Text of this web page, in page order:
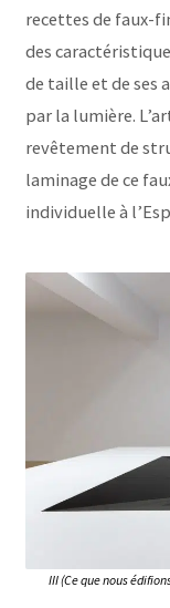
recettes de faux-
des
de taille et de ses
par la lumière.
revêtement de
laminage de ce
individuelle à
III (Ce que nous